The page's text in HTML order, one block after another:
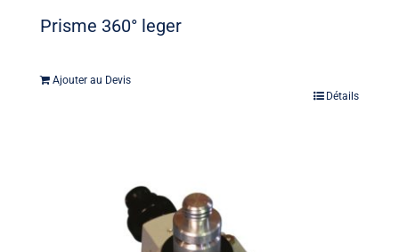
Prisme 360° leger
Ajouter au Devis
Détails